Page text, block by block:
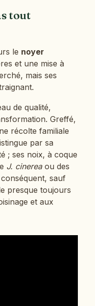
tout
le noyer
et une mise à
mais ses
de qualité,
Greffé,
récolte familiale
par sa
; ses noix, à coque
J. cinereaou des
sauf
presque toujours
et aux